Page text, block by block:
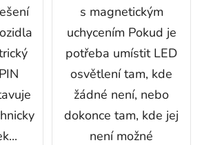
s magnetickým
uchycením Pokud je
potřeba umístit LED
osvětlení tam, kde
žádné není, nebo
dokonce tam, kde jej
není možné